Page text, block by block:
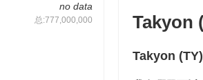
no data
总:777,000,000 Takyon
Takyon